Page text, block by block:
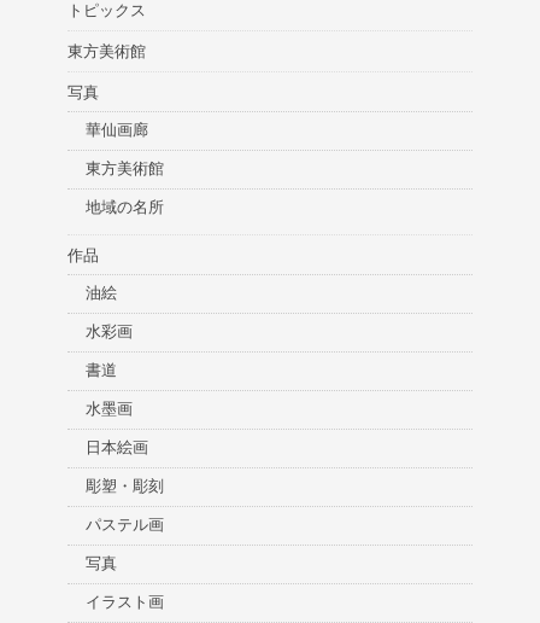
トピックス
東方美術館
写真
華仙画廊
東方美術館
地域の名所
作品
油絵
水彩画
書道
水墨画
日本絵画
彫塑・彫刻
パステル画
写真
イラスト画